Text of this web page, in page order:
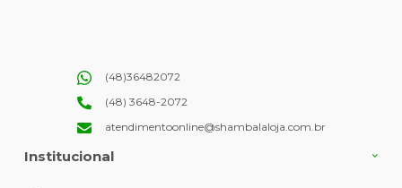
Institucional
(48)36482072
(48) 3648-2072
atendimentoonline@shambalaloja.com.br